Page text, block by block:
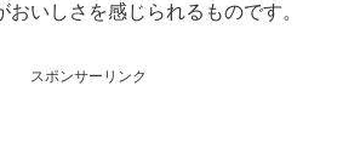
おいしさを感じられるものです。
スポンサーリンク